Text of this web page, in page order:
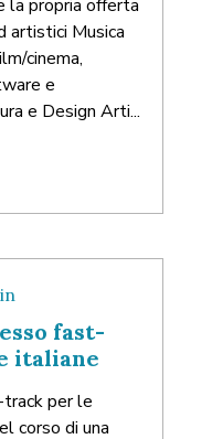
propria offerta
artistici Musica
cinema,
e
e Design Arti...
fast-
italiane
track per le
corso di una